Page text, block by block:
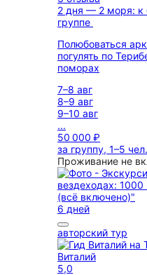
2 дня — 2 моря: к
группе
Полюбоваться
погулять по
поморах
7–8 авг
8–9 авг
9–10 авг
...
50 000 ₽
за группу, 1–5 чел.
Проживание не
6 дней
авторский тур
Виталий
5,0